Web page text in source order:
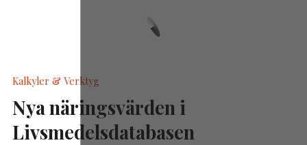
Kalkyler & Verktyg
Nya näringsvärden i
Livsmedelsdatabasen